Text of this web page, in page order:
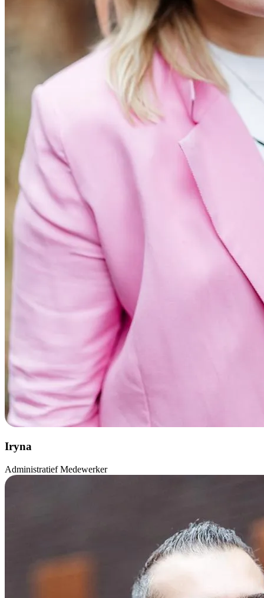
Iryna
Administratief Medewerker